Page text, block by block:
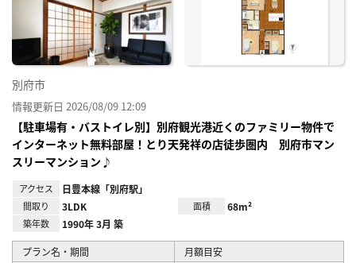
別府市
情報更新日 2026/08/09 12:09
【駐車場有・バストイレ別】別府観光港近くのファミリー物件で
インターネット無料部屋！とり天発祥の店徒歩圏内 別府市マン
スリーマンション♪
アクセス 日豊本線「別府駅」
間取り 3LDK 面積 68m²
築年数 1990年 3月 築
プラン名・期間 月額目安